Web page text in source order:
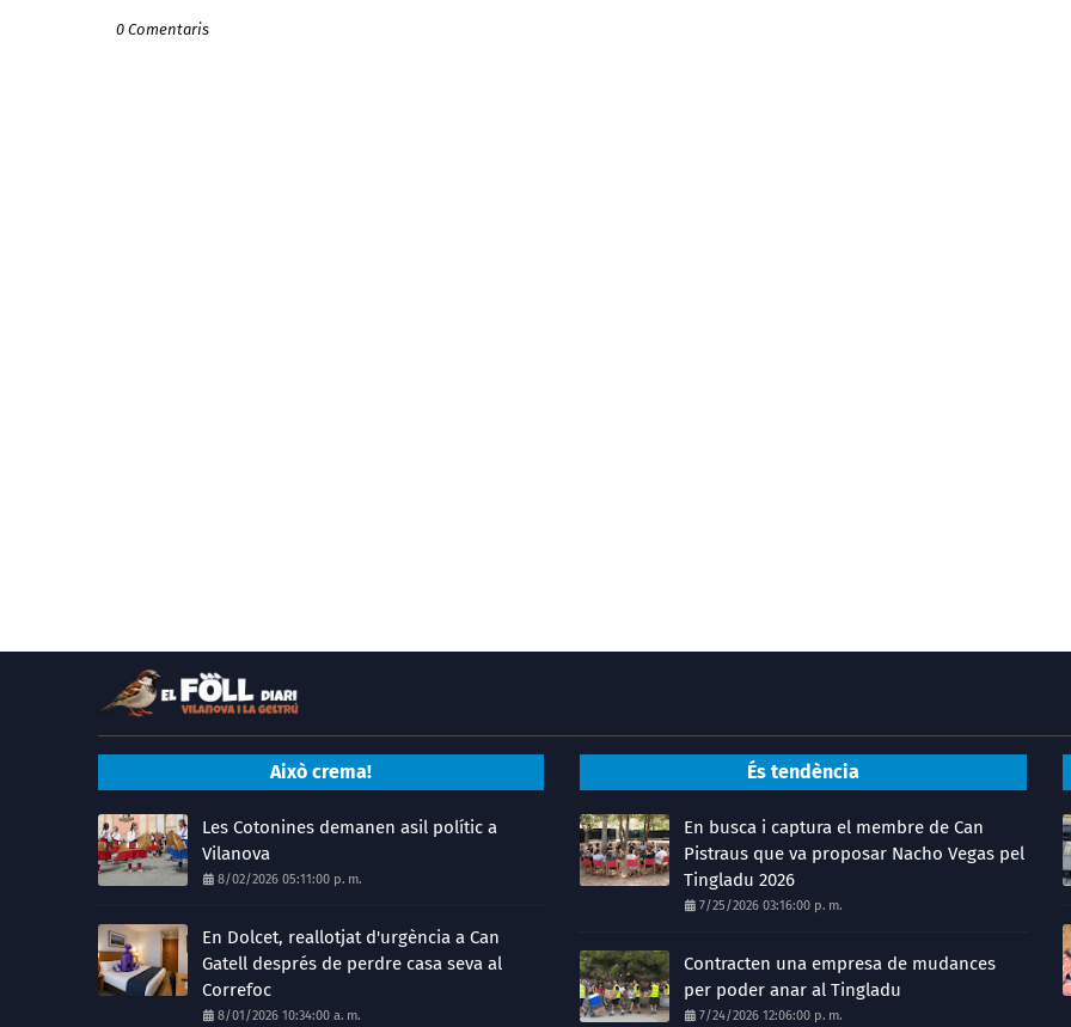
0 Comentaris
Això crema!
Les Cotonines demanen asil polític a
Vilanova
8/02/2026 05:11:00 p. m.
En Dolcet, reallotjat d'urgència a Can
Gatell després de perdre casa seva al
Correfoc
8/01/2026 10:34:00 a. m.
És tendència
En busca i captura el membre de Can
Pistraus que va proposar Nacho Vegas pel
Tingladu 2026
7/25/2026 03:16:00 p. m.
Contracten una empresa de mudances
per poder anar al Tingladu
7/24/2026 12:06:00 p. m.